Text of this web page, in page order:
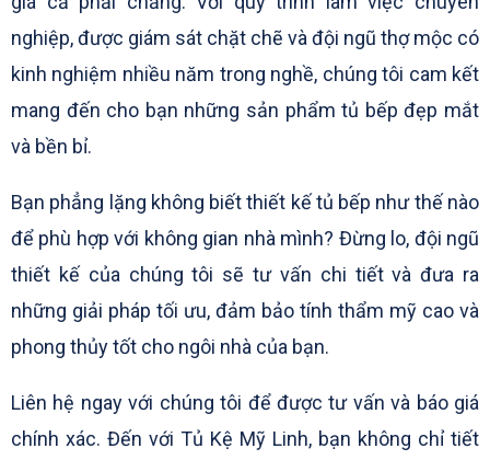
nghiệp, được giám sát chặt chẽ và đội ngũ thợ mộc có
kinh nghiệm nhiều năm trong nghề, chúng tôi cam kết
mang đến cho bạn những sản phẩm tủ bếp đẹp mắt
và bền bỉ.
Bạn phẳng lặng không biết thiết kế tủ bếp như thế nào
để phù hợp với không gian nhà mình? Đừng lo, đội ngũ
thiết kế của chúng tôi sẽ tư vấn chi tiết và đưa ra
những giải pháp tối ưu, đảm bảo tính thẩm mỹ cao và
phong thủy tốt cho ngôi nhà của bạn.
Liên hệ ngay với chúng tôi để được tư vấn và báo giá
chính xác. Đến với Tủ Kệ Mỹ Linh, bạn không chỉ tiết